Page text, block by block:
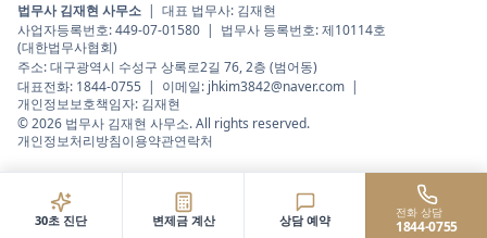
법무사 김재현 사무소 | 대표 법무사: 김재현
사업자등록번호:449-07-01580 | 법무사 등록번호:제10114호
(대한법무사협회)
주소:대구광역시 수성구 상록로2길 76, 2층 (범어동)
대표전화: 1844-0755 | 이메일: jhkim3842@naver.com |
개인정보보호책임자: 김재현
©2026 법무사 김재현 사무소. All rights reserved.
개인정보처리방침이용약관연락처
30초 진단 변제금 계산 상담 예약 전화 상담
1844-0755